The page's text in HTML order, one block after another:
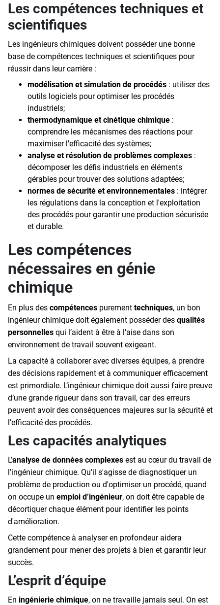
Les compétences techniques et
scientifiques
Les ingénieurs chimiques doivent posséder une bonne
base de compétences techniques et scientifiques pour
réussir dans leur carrière :
modélisation et simulation de procédés : utiliser des
outils logiciels pour optimiser les procédés
industriels;
thermodynamique et cinétique chimique :
comprendre les mécanismes des réactions pour
maximiser l'efficacité des systèmes;
analyse et résolution de problèmes complexes :
décomposer les défis industriels en éléments
gérables pour trouver des solutions adaptées;
normes de sécurité et environnementales : intégrer
les régulations dans la conception et l'exploitation
des procédés pour garantir une production sécurisée
et durable.
Les compétences
nécessaires en génie
chimique
En plus des compétences purement techniques, un bon
ingénieur chimique doit également posséder des qualités
personnelles qui l’aident à être à l’aise dans son
environnement de travail souvent exigeant.
La capacité à collaborer avec diverses équipes, à prendre
des décisions rapidement et à communiquer efficacement
est primordiale. L’ingénieur chimique doit aussi faire preuve
d’une grande rigueur dans son travail, car des erreurs
peuvent avoir des conséquences majeures sur la sécurité et
l’efficacité des procédés.
Les capacités analytiques
L’analyse de données complexes est au cœur du travail de
l’ingénieur chimique. Qu'il s'agisse de diagnostiquer un
problème de production ou d'optimiser un procédé, quand
on occupe un emploi d’ingénieur, on doit être capable de
décortiquer chaque élément pour identifier les points
d'amélioration.
Cette compétence à analyser en profondeur aidera
grandement pour mener des projets à bien et garantir leur
succès.
L’esprit d’équipe
En ingénierie chimique, on ne travaille jamais seul. On est